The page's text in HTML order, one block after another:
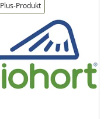
Plus-Produkt